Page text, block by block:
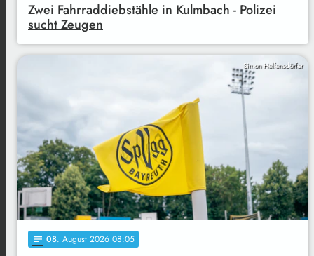
Zwei Fahrraddiebstähle in Kulmbach - Polizei
sucht Zeugen
Simon Helfensdörfer
notes 08. August 2026 08:05